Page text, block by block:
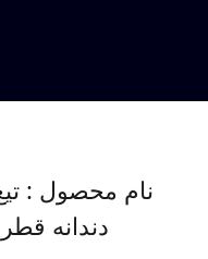
دندانه قطر 40 ساخت فرزیت